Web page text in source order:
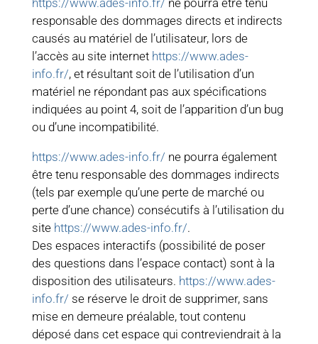
https://www.ades-info.fr/ ne pourra être tenu
responsable des dommages directs et indirects
causés au matériel de l’utilisateur, lors de
l’accès au site internet https://www.ades-
info.fr/, et résultant soit de l’utilisation d’un
matériel ne répondant pas aux spécifications
indiquées au point 4, soit de l’apparition d’un bug
ou d’une incompatibilité.
https://www.ades-info.fr/ ne pourra également
être tenu responsable des dommages indirects
(tels par exemple qu’une perte de marché ou
perte d’une chance) consécutifs à l’utilisation du
site https://www.ades-info.fr/.
Des espaces interactifs (possibilité de poser
des questions dans l’espace contact) sont à la
disposition des utilisateurs. https://www.ades-
info.fr/ se réserve le droit de supprimer, sans
mise en demeure préalable, tout contenu
déposé dans cet espace qui contreviendrait à la